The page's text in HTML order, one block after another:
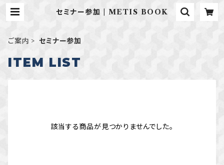
セミナー参加 | METIS BOOK
ご案内 セミナー参加
ITEM LIST
該当する商品が見つかりませんでした。